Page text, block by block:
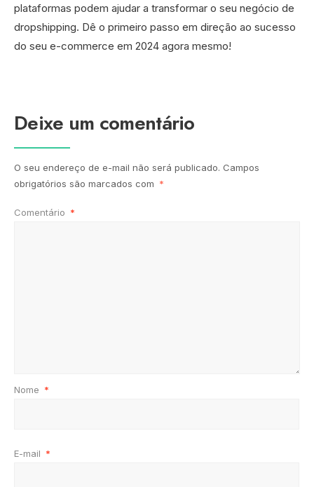
plataformas podem ajudar a transformar o seu negócio de
dropshipping. Dê o primeiro passo em direção ao sucesso
do seu e-commerce em 2024 agora mesmo!
Deixe um comentário
O seu endereço de e-mail não será publicado. Campos
obrigatórios são marcados com *
Comentário *
Nome *
E-mail *